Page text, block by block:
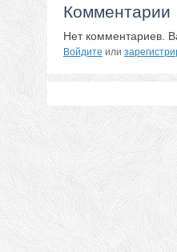
Комментарии
Нет комментариев.
Войдите или